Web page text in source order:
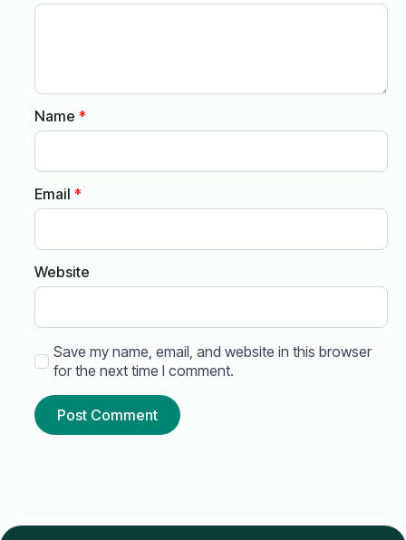
Name *
Email *
Website
Save my name, email, and website in this browser
for the next time I comment.